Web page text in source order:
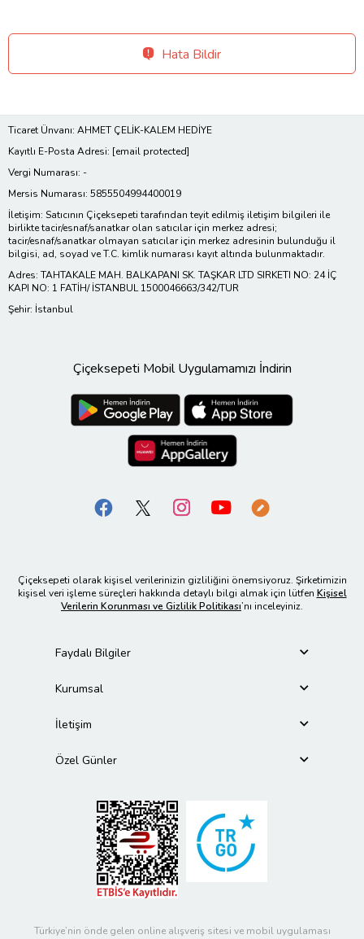
Hata Bildir
Ticaret Ünvanı: AHMET ÇELİK-KALEM HEDİYE
Kayıtlı E-Posta Adresi: [email protected]
Vergi Numarası: -
Mersis Numarası: 5855504994400019
İletişim: Satıcının Çiçeksepeti tarafından teyit edilmiş iletişim bilgileri ile
birlikte tacir/esnaf/sanatkar olan satıcılar için merkez adresi;
tacir/esnaf/sanatkar olmayan satıcılar için merkez adresinin bulunduğu il
bilgisi, ad, soyad ve T.C. kimlik numarası kayıt altında bulunmaktadır.
Adres: TAHTAKALE MAH. BALKAPANI SK. TAŞKAR LTD SIRKETI NO: 24 İÇ
KAPI NO: 1 FATİH/ İSTANBUL 1500046663/342/TUR
Şehir: İstanbul
Çiçeksepeti Mobil Uygulamamızı İndirin
Çiçeksepeti olarak kişisel verilerinizin gizliliğini önemsiyoruz. Şirketimizin
kişisel veri işleme süreçleri hakkında detaylı bilgi almak için lütfen Kişisel
Verilerin Korunması ve Gizlilik Politikası’nı inceleyiniz.
Faydalı Bilgiler
Kurumsal
İletişim
Özel Günler
Türkiye’nin önde gelen online alışveriş sitesi ve mobil uygulaması